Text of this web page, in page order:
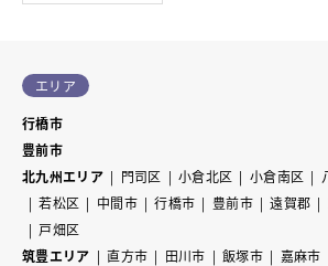
エリア
行橋市
豊前市
北九州エリア
門司区 小倉北区 小倉南区
若松区
中間市 行橋市 豊前市 遠賀郡
戸畑区
筑豊エリア
直方市 田川市 飯塚市 嘉麻市